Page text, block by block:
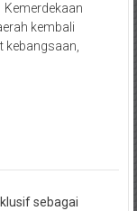
Kemerdekaan
kembali
Share
sebagai